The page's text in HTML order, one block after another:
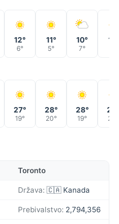
12°
6°
11°
5°
10°
7°
11°
27°
19°
28°
20°
28°
19°
27°
20°
Toronto
Država: 🇨🇦 Kanada
Prebivalstvo: 2,794,356